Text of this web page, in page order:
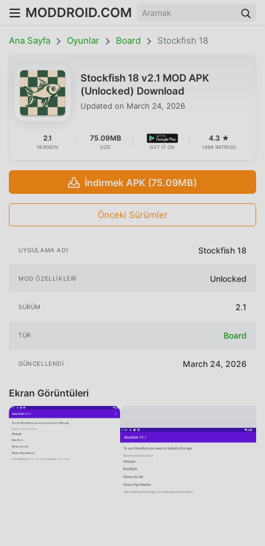
MODDROID.COM
Ana Sayfa Oyunlar Board Stockfish 18
Stockfish 18 v2.1 MOD APK
(Unlocked) Download
Updated on March 24, 2026
2.1
VERSION
75.09MB
SIZE GET IT ON
4.3 ★
1698 RATINGS
İndirmek APK (75.09MB)
Önceki Sürümler
UYGULAMA ADI Stockfish 18
MOD ÖZELLIKLERI Unlocked
SÜRÜM 2.1
TÜR Board
GÜNCELLENDI March 24, 2026
Ekran Görüntüleri